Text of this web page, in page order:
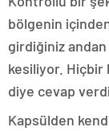
bölgenin
girdiğiniz
kesiliyor. Hiçbir
diye cevap verdi.
Kapsülden